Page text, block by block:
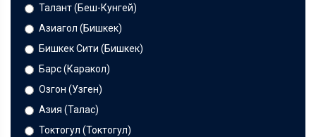
Талант (Беш-Кунгей)
Азиагол (Бишкек)
Бишкек Сити (Бишкек)
Барс (Каракол)
Озгон (Узген)
Азия (Талас)
Токтогул (Токтогул)